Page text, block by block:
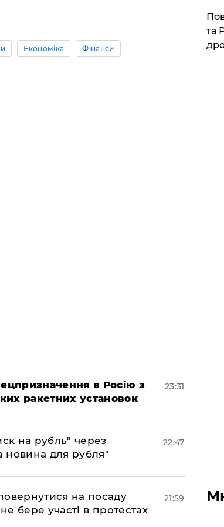
Економіка Фінанси
в Росію з
ракетних установок
23:31
на рубль" через
новина для рубля"
22:47
на посаду
бере участі в протестах
21:59
та